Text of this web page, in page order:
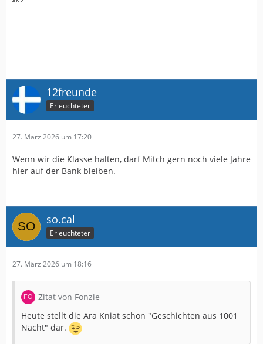
12freunde
Erleuchteter
27. März 2026 um 17:20
Wenn wir die Klasse halten, darf Mitch gern noch viele Jahre
hier auf der Bank bleiben.
so.cal
Erleuchteter
27. März 2026 um 18:16
Zitat von Fonzie
Heute stellt die Ära Kniat schon "Geschichten aus 1001
Nacht" dar.